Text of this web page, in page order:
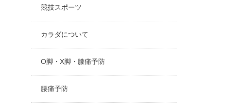
競技スポーツ
カラダについて
O脚・X脚・膝痛予防
腰痛予防